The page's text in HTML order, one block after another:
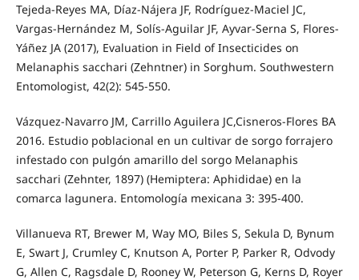
Tejeda-Reyes MA, Díaz-Nájera JF, Rodríguez-Maciel JC,
Vargas-Hernández M, Solís-Aguilar JF, Ayvar-Serna S, Flores-
Yáñez JA (2017), Evaluation in Field of Insecticides on
Melanaphis sacchari (Zehntner) in Sorghum. Southwestern
Entomologist, 42(2): 545-550.
Vázquez-Navarro JM, Carrillo Aguilera JC,Cisneros-Flores BA
2016. Estudio poblacional en un cultivar de sorgo forrajero
infestado con pulgón amarillo del sorgo Melanaphis
sacchari (Zehnter, 1897) (Hemiptera: Aphididae) en la
comarca lagunera. Entomología mexicana 3: 395-400.
Villanueva RT, Brewer M, Way MO, Biles S, Sekula D, Bynum
E, Swart J, Crumley C, Knutson A, Porter P, Parker R, Odvody
G, Allen C, Ragsdale D, Rooney W, Peterson G, Kerns D, Royer